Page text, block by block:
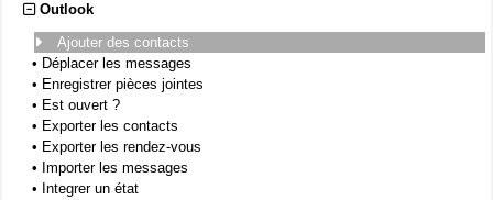
Outlook
Ajouter des contacts
• Déplacer les messages
• Enregistrer pièces jointes
• Est ouvert ?
• Exporter les contacts
• Exporter les rendez-vous
• Importer les messages
• Integrer un état